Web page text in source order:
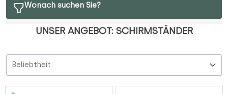
Wonach suchen Sie?
UNSER ANGEBOT: SCHIRMSTÄNDER